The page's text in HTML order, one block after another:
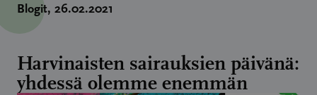
Blogit, 26.02.2021
Harvinaisten sairauksien päivänä:
yhdessä olemme enemmän